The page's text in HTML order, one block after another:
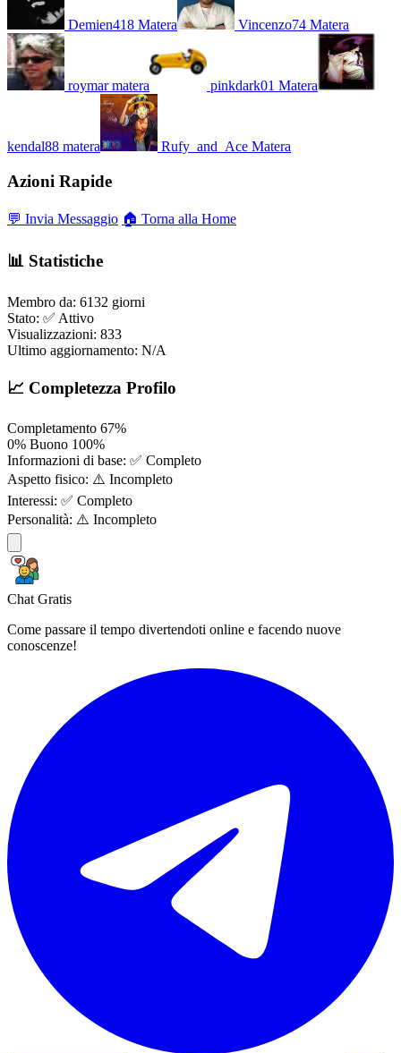
Demien418 Matera Vincenzo74 Matera
roymar matera pinkdark01 Matera
kendal88 matera Rufy_and_Ace Matera
Azioni Rapide
💬 Invia Messaggio 🏠 Torna alla Home
📊 Statistiche
Membro da: 6132 giorni
Stato: ✅ Attivo
Visualizzazioni: 833
Ultimo aggiornamento: N/A
📈 Completezza Profilo
Completamento 67%
0% Buono 100%
Informazioni di base: ✅ Completo
Aspetto fisico: ⚠️ Incompleto
Interessi: ✅ Completo
Personalità: ⚠️ Incompleto
Chat Gratis
Come passare il tempo divertendoti online e facendo nuove
conoscenze!